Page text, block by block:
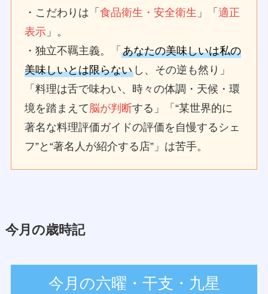
・こだわりは「食品衛生・安全衛生 」「適正
表示 」。
・独立不羈主義。「あなたの美味しいは私の
美味しいとは限らない し、その逆も然り」
「料理は舌で味わい、時々の体調・天候・環
境を踏まえて 脳が判断する」「“某世界的に
著名な料理評価ガイドの評価を自慢するシェ
フ”と“著名人が紹介する店”」は苦手。
今月の歳時記
今月の六曜・干支・九星